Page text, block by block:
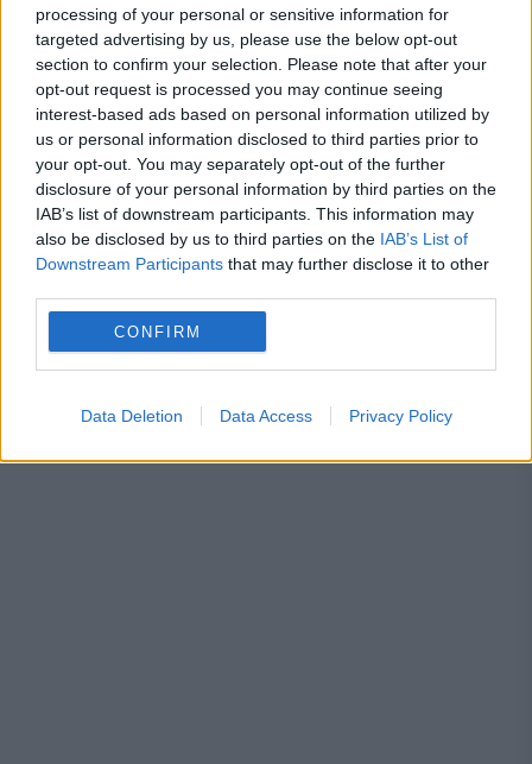
processing of your personal or sensitive information for
targeted advertising by us, please use the below opt-out
section to confirm your selection. Please note that after your
opt-out request is processed you may continue seeing
interest-based ads based on personal information utilized by
us or personal information disclosed to third parties prior to
your opt-out. You may separately opt-out of the further
disclosure of your personal information by third parties on the
IAB’s list of downstream participants. This information may
also be disclosed by us to third parties on the IAB’s List of
Downstream Participants that may further disclose it to other
CONFIRM
Data Deletion Data Access Privacy Policy
ANM schimbă prognoza: furtuni
puternice după caniculă. Harta
avertizărilor pentru următoarele trei zile
Prețurile carburanților joi, 6 august
2026. Lista stațiilor cu cele mai mici
tarife
decizie decret nicusor dan semnatura